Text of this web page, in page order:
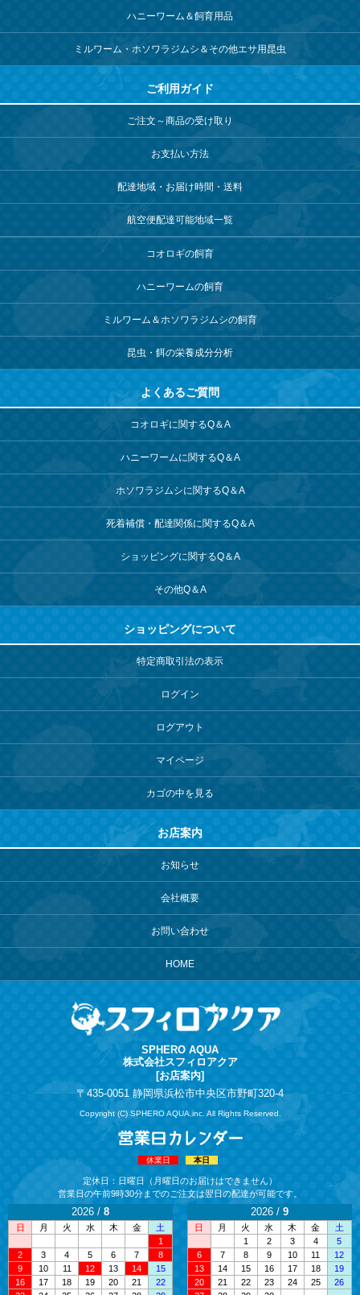
ハニーワーム＆飼育用品
ミルワーム・ホソワラジムシ＆その他エサ用昆虫
ご利用ガイド
ご注文～商品の受け取り
お支払い方法
配達地域・お届け時間・送料
航空便配達可能地域一覧
コオロギの飼育
ハニーワームの飼育
ミルワーム＆ ホソワラジムシの飼育
昆虫・餌の栄養成分分析
よくあるご質問
コオロギに関するQ＆A
ハニーワームに関するQ＆A
ホソワラジムシに関するQ＆A
死着補償・配達関係に関するQ＆A
ショッピングに関するQ＆A
その他Q＆A
ショッピングについて
特定商取引法の表示
ログイン
ログアウト
マイページ
カゴの中を見る
お店案内
お知らせ
会社概要
お問い合わせ
HOME
SPHERO AQUA
株式会社スフィロアクア
[お店案内]
〒435-0051 静岡県浜松市中央区市野町320-4
Copyright (C) SPHERO AQUA.inc. All Rights Reserved.
休業日 本日
定休日：日曜日
（月曜日のお届けはできません）
営業日の午前9時30分までのご注文は翌日の配達が可能です。
2026 / 8
日 月 火 水 木 金
土
1
2
3 4 5 6 7
8
9
10 11 12 13 14
15
16
17 18 19 20 21
22
2026 / 9
日 月 火 水 木 金
土
1
2 3 4
5
6
7 8 9 10 11
12
13
14 15 16 17 18
19
20
21 22 23 24 25
26